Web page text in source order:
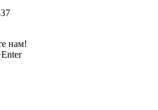
нам!